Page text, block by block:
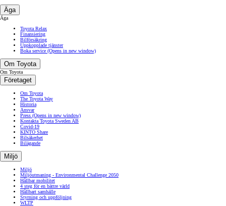
Äga
Äga
Toyota Relax
Finansiering
Bilförsäkring
Uppkopplade tjänster
Boka service (Opens in new window)
Om Toyota
Om Toyota
Företaget
Om Toyota
The Toyota Way
Historia
Ansvar
Press (Opens in new window)
Kontakta Toyota Sweden AB
Covid-19
KINTO Share
Bilsäkerhet
Bilägande
Miljö
Miljö
Miljöutmaning - Environmental Challenge 2050
Hållbar mobilitet
4 steg för en bättre värld
Hållbart samhälle
Styrning och uppföljning
WLTP